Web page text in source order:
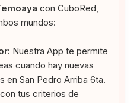
con CuboRed,
mundos:
Nuestra App te permite
cuando hay nuevas
en San Pedro Arriba 6ta.
tus criterios de